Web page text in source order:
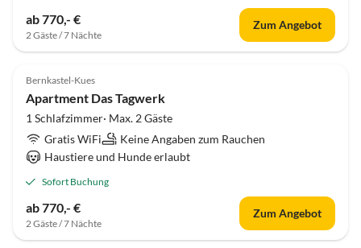
ab 770,- €
2 Gäste / 7 Nächte
Zum Angebot
Bernkastel-Kues
Apartment Das Tagwerk
1 Schlafzimmer· Max. 2 Gäste
Gratis WiFi
Keine Angaben zum Rauchen
Haustiere und Hunde erlaubt
Sofort Buchung
ab 770,- €
2 Gäste / 7 Nächte
Zum Angebot